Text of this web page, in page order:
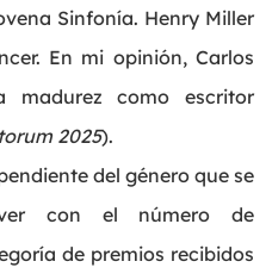
Sinfonía. Henry Miller
En mi opinión, Carlos
como escritor
2025).
del género que se
con el número de
de premios recibidos